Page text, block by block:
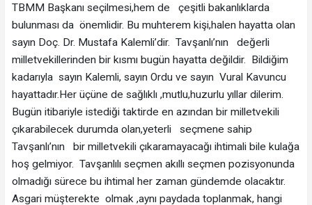
TBMM Başkanı seçilmesi,hem de çeşitli bakanlıklarda
bulunması da önemlidir. Bu muhterem kişi,halen hayatta olan
sayın Doç. Dr. Mustafa Kalemli’dir. Tavşanlı’nın değerli
milletvekillerinden bir kısmı bugün hayatta değildir. Bildiğim
kadarıyla sayın Kalemli, sayın Ordu ve sayın Vural Kavuncu
hayattadır.Her üçüne de sağlıklı ,mutlu,huzurlu yıllar dilerim.
Bugün itibariyle istediği taktirde en azından bir milletvekili
çıkarabilecek durumda olan,yeterli seçmene sahip
Tavşanlı’nın bir milletvekili çıkaramayacağı ihtimali bile kulağa
hoş gelmiyor. Tavşanlılı seçmen akıllı seçmen pozisyonunda
olmadığı sürece bu ihtimal her zaman gündemde olacaktır.
Asgari müşterekte olmak ,aynı paydada toplanmak, hangi